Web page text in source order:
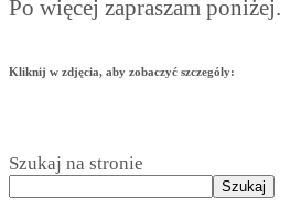
Po więcej zapraszam poniżej.
Kliknij w zdjęcia, aby zobaczyć szczególy:
Szukaj na stronie
Szukaj